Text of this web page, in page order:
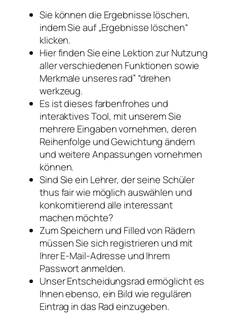
Sie können die Ergebnisse löschen,
indem Sie auf „Ergebnisse löschen“
klicken.
Hier finden Sie eine Lektion zur Nutzung
aller verschiedenen Funktionen sowie
Merkmale unseres rad” “drehen
werkzeug.
Es ist dieses farbenfrohes und
interaktives Tool, mit unserem Sie
mehrere Eingaben vornehmen, deren
Reihenfolge und Gewichtung ändern
und weitere Anpassungen vornehmen
können.
Sind Sie ein Lehrer, der seine Schüler
thus fair wie möglich auswählen und
konkomitierend alle interessant
machen möchte?
Zum Speichern und Filled von Rädern
müssen Sie sich registrieren und mit
Ihrer E-Mail-Adresse und Ihrem
Passwort anmelden.
Unser Entscheidungsrad ermöglicht es
Ihnen ebenso, ein Bild wie regulären
Eintrag in das Rad einzugeben.